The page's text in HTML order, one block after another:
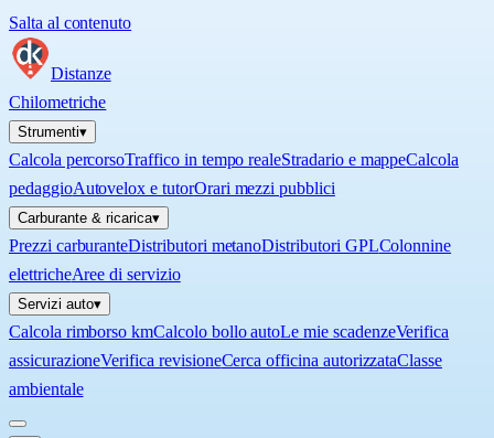
Salta al contenuto
Distanze
Chilometriche
Strumenti▾
Calcola percorsoTraffico in tempo realeStradario e mappeCalcola
pedaggioAutovelox e tutorOrari mezzi pubblici
Carburante & ricarica▾
Prezzi carburanteDistributori metanoDistributori GPLColonnine
elettricheAree di servizio
Servizi auto▾
Calcola rimborso kmCalcolo bollo autoLe mie scadenzeVerifica
assicurazioneVerifica revisioneCerca officina autorizzataClasse
ambientale